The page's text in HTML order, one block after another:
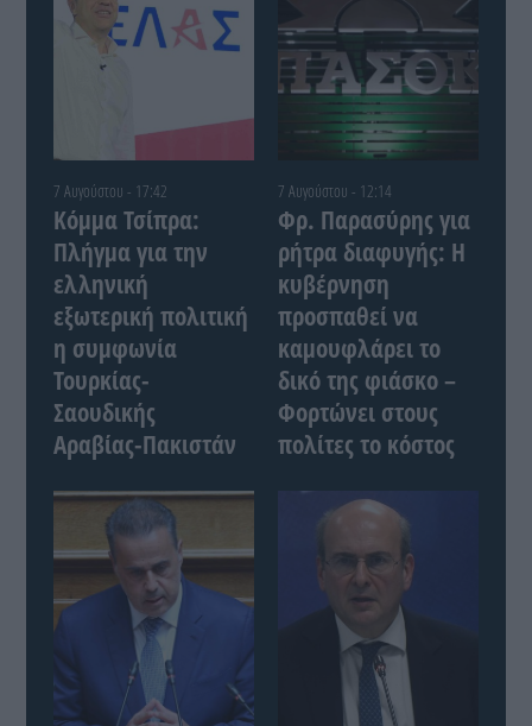
7 Αυγούστου - 17:42
Κόμμα Τσίπρα:
Πλήγμα για την
ελληνική
εξωτερική πολιτική
η συμφωνία
Τουρκίας-
Σαουδικής
Αραβίας-Πακιστάν
7 Αυγούστου - 12:14
Φρ. Παρασύρης για
ρήτρα διαφυγής: Η
κυβέρνηση
προσπαθεί να
καμουφλάρει το
δικό της φιάσκο –
Φορτώνει στους
πολίτες το κόστος